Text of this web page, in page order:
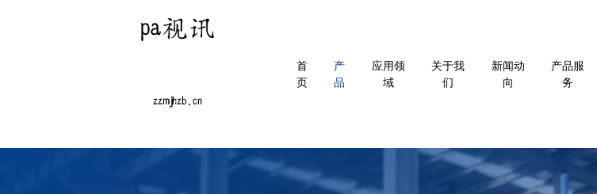
首
页
产
品
应用领
域
关于我
们
新闻动
向
产品服
务